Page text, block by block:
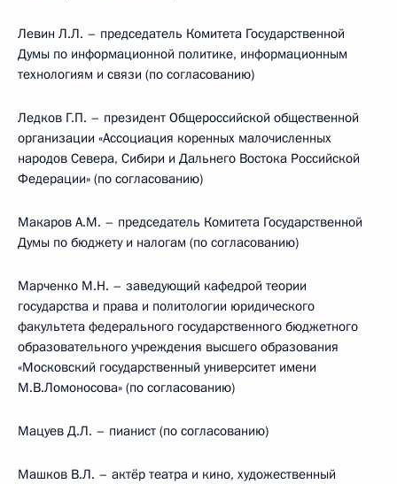
Левин Л.Л. – председатель Комитета Государственной
Думы по информационной политике, информационным
технологиям и связи (по согласованию)
Ледков Г.П. – президент Общероссийской общественной
организации «Ассоциация коренных малочисленных
народов Севера, Сибири и Дальнего Востока Российской
Федерации» (по согласованию)
Макаров А.М. – председатель Комитета Государственной
Думы по бюджету и налогам (по согласованию)
Марченко М.Н. – заведующий кафедрой теории
государства и права и политологии юридического
факультета федерального государственного бюджетного
образовательного учреждения высшего образования
«Московский государственный университет имени
М.В.Ломоносова» (по согласованию)
Мацуев Д.Л. – пианист (по согласованию)
Машков В.Л. – актёр театра и кино, художественный